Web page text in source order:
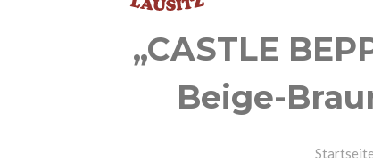
„CASTLE
Beige-
Startseite